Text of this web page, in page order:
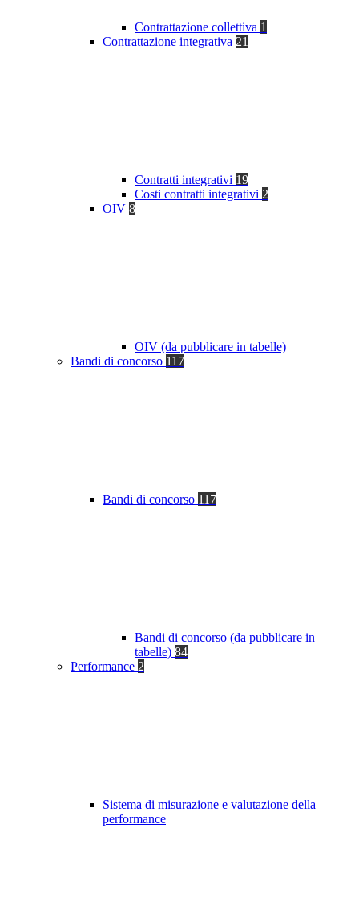
Contrattazione collettiva 1
Contrattazione integrativa 21
Contratti integrativi 19
Costi contratti integrativi 2
OIV 8
OIV (da pubblicare in tabelle)
Bandi di concorso 117
Bandi di concorso 117
Bandi di concorso (da pubblicare in
tabelle) 84
Performance 2
Sistema di misurazione e valutazione della
performance